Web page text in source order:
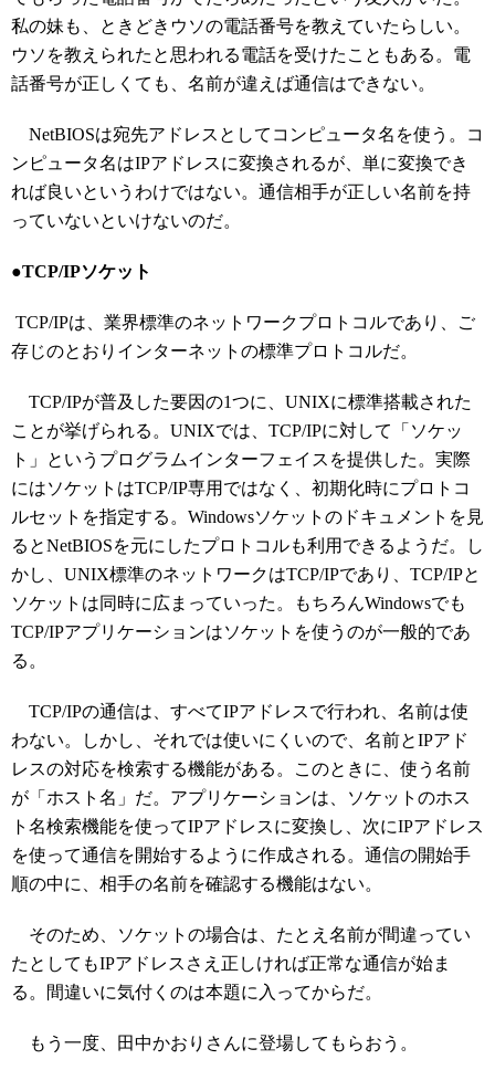
私の妹も、ときどきウソの電話番号を教えていたらしい。
ウソを教えられたと思われる電話を受けたこともある。電
話番号が正しくても、名前が違えば通信はできない。
NetBIOSは宛先アドレスとしてコンピュータ名を使う。コ
ンピュータ名はIPアドレスに変換されるが、単に変換でき
れば良いというわけではない。通信相手が正しい名前を持
っていないといけないのだ。
●TCP/IPソケット
TCP/IPは、業界標準のネットワークプロトコルであり、ご
存じのとおりインターネットの標準プロトコルだ。
TCP/IPが普及した要因の1つに、UNIXに標準搭載された
ことが挙げられる。UNIXでは、TCP/IPに対して「ソケッ
ト」というプログラムインターフェイスを提供した。実際
にはソケットはTCP/IP専用ではなく、初期化時にプロトコ
ルセットを指定する。Windowsソケットのドキュメントを見
るとNetBIOSを元にしたプロトコルも利用できるようだ。し
かし、UNIX標準のネットワークはTCP/IPであり、TCP/IPと
ソケットは同時に広まっていった。もちろんWindowsでも
TCP/IPアプリケーションはソケットを使うのが一般的であ
る。
TCP/IPの通信は、すべてIPアドレスで行われ、名前は使
わない。しかし、それでは使いにくいので、名前とIPアド
レスの対応を検索する機能がある。このときに、使う名前
が「ホスト名」だ。アプリケーションは、ソケットのホス
ト名検索機能を使ってIPアドレスに変換し、次にIPアドレス
を使って通信を開始するように作成される。通信の開始手
順の中に、相手の名前を確認する機能はない。
そのため、ソケットの場合は、たとえ名前が間違ってい
たとしてもIPアドレスさえ正しければ正常な通信が始ま
る。間違いに気付くのは本題に入ってからだ。
もう一度、田中かおりさんに登場してもらおう。